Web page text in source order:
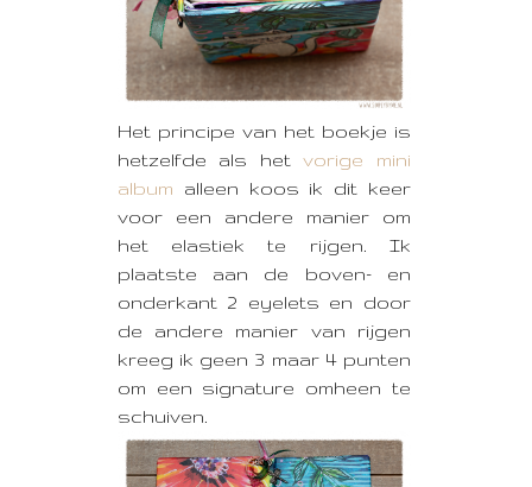
Het principe van het boekje is
hetzelfde als hetvorige mini
album alleen koos ik dit keer
voor een andere manier om
het elastiek te rijgen. Ik
plaatste aan de boven- en
onderkant 2 eyelets en door
de andere manier van rijgen
kreeg ik geen 3 maar 4 punten
om een signature omheen te
schuiven.